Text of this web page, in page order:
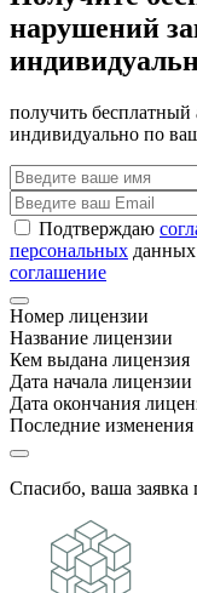
нарушений
получить бесплатный
индивидуально по
Подтверждаю
персональных
соглашение
Номер лицензии
Название лицензии
Кем выдана лицензия
Дата начала лицензии
Дата окончания
Последние
Спасибо, ваша заявка